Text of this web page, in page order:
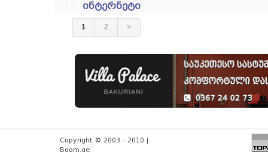
ინტერნეტი
1 2 >
Copyright © 2003 - 2010 |
Boom.ge